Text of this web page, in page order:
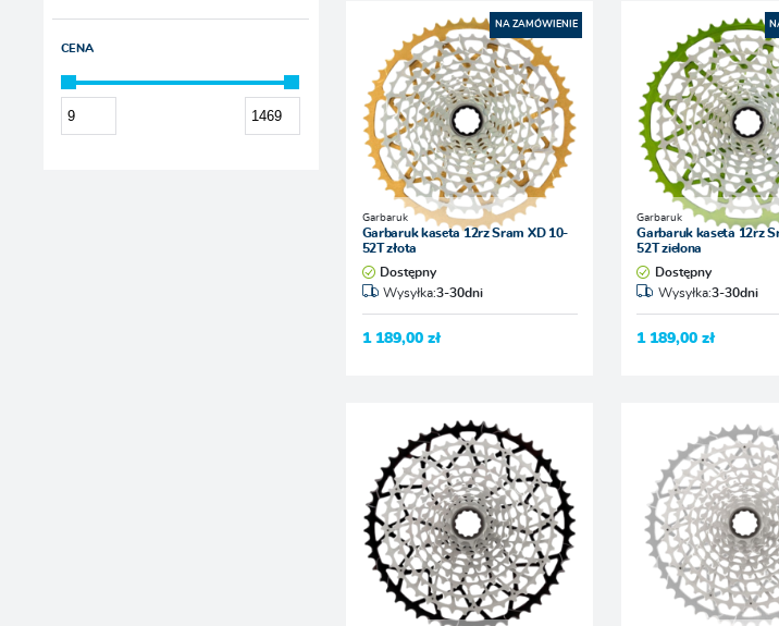
CENA
NA ZAMÓWIENIE
Garbaruk
Garbaruk kaseta 12rz Sram XD 10-
52T złota
Dostępny
Wysyłka:3-30dni
1 189,00 zł
Garbaruk
Garbaruk kaseta 12rz
52T zielona
Dostępny
Wysyłka:3-30dni
1 189,00 zł